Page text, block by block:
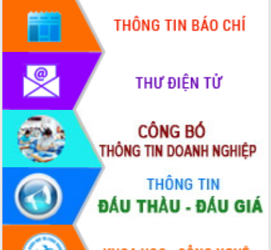
Xã Ea Phê gắn cải cách hành chính với
chuyển đổi số
Phó Chủ tịch Thường trực UBND tỉnh
Hồ Thị Nguyên Thảo làm việc tại Trung
tâm Phục vụ hành chính công xã Ea
Xây dựng nền hành chính số đồng
hành cùng nông dân dân, doanh nghiệp
Giai đoạn 2026-2030, Đắk Lắk phấn
đấu có 77% xã đạt chuẩn nông thôn
mới
Chuyển đổi số 'mở đường' cho nông
nghiệp Đắk Lắk tăng trưởng bứt phá
Triển khai đồng bộ đo đạc, lập hồ sơ
địa chính, hoàn thiện cơ sở dữ liệu đất
đai
Ứng dụng sinh trắc học - Bước tiến
trong hành trình chuyển đổi số tại Đắk